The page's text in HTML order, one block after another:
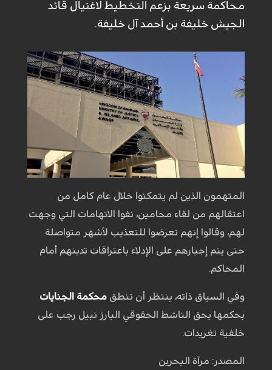
محاكمة سريعة بزعم التخطيط لاغتيال قائد
الجيش خليفة بن أحمد آل خليفة.
المتهمون الذين لم يتمكنوا خلال عام كامل من
اعتقالهم من لقاء محامين، نفوا الاتهامات التي وجهت
لهم، وقالوا إنهم تعرضوا للتعذيب لأشهر متواصلة
حتى يتم إجبارهم على الإدلاء باعترافات تدينهم أمام
المحاكم.
وفي السياق ذاته، ينتظر أن تنطق محكمة الجنايات
بحكمها بحق الناشط الحقوقي البارز نبيل رجب على
خلفية تغريدات.
المصدر: مرآة البحرين